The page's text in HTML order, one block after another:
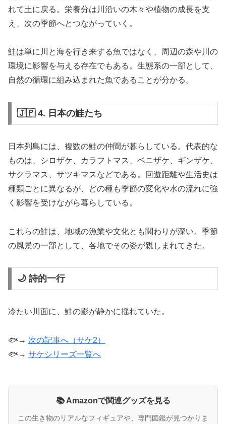
れて土に戻る。栄養分は川沿いの木々や植物の成長を支
え、次の季節へとつながっていく。
鮭は単に川と海を行き来する魚ではなく、周辺の森や川の
環境に影響を与える存在でもある。生態系の一部として、
自然の循環に組み込まれた魚であることが分かる。
🇯🇵 4. 日本の鮭たち
日本列島には、複数の鮭の仲間が暮らしている。代表的な
ものは、シロザケ、カラフトマス、ベニザケ、ギンザケ、
サクラマス、サツキマスなどである。回遊距離や生活史は
種類ごとに異なるが、どの種も季節の変化や水の流れに強
く影響を受けながら暮らしている。
これらの鮭は、地域の漁業や文化とも関わりが深い。季節
の風景の一部として、各地でその姿が親しまれてきた。
🌙 詩的一行
冷たい川面に、鮭の影が静かに揺れていた。
🐟→ 次の記事へ（サケ2）
🐟→ サケシリーズ一覧へ
📚 Amazonで関連グッズを見る
この生き物のリアルなフィギュアや、専門図鑑が見つかりま